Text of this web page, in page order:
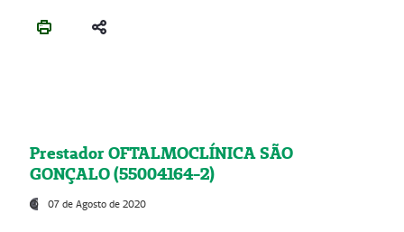
Prestador OFTALMOCLÍNICA SÃO
GONÇALO (55004164-2)
07 de Agosto de 2020